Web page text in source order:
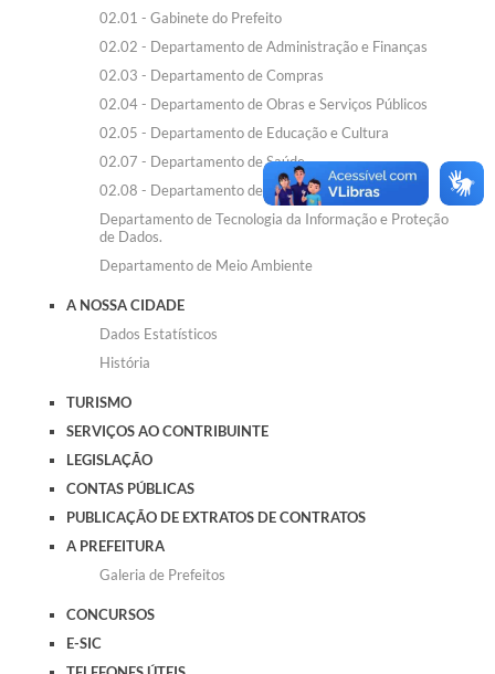
Serviços ao Contribuinte
Contas Públicas
Publicação de extratos de Contratos
Telefones Úteis
Galeria de Vídeos
02.01 - Gabinete do Prefeito
02.02 - Departamento de Administração e Finanças
02.03 - Departamento de Compras
02.04 - Departamento de Obras e Serviços Públicos
02.05 - Departamento de Educação e Cultura
02.07 - Departamento de Saúde
02.08 - Departamento de Assistência Social
Departamento de Tecnologia da Informação e Proteção
de Dados.
Departamento de Meio Ambiente
A NOSSA CIDADE
Dados Estatísticos
História
TURISMO
SERVIÇOS AO CONTRIBUINTE
LEGISLAÇÃO
CONTAS PÚBLICAS
PUBLICAÇÃO DE EXTRATOS DE CONTRATOS
A PREFEITURA
Galeria de Prefeitos
CONCURSOS
E-SIC